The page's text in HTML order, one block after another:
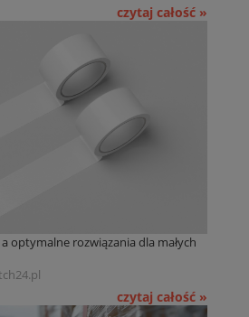
czytaj całość »
optymalne rozwiązania dla małych
czytaj całość »